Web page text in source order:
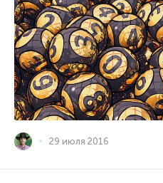
29 июля 2016